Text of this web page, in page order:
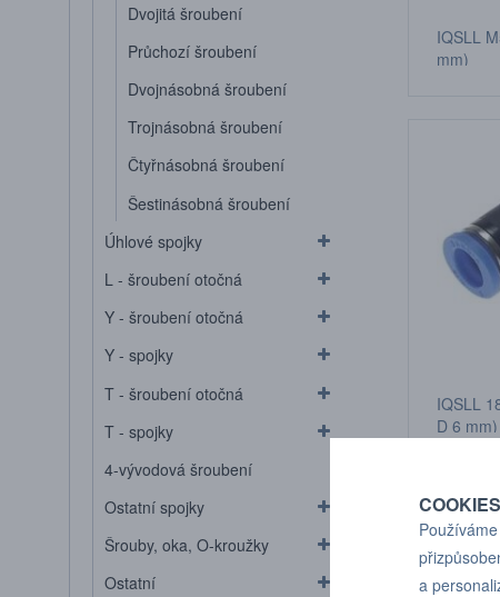
Dvojitá šroubení
Průchozí šroubení
Dvojnásobná šroubení
Trojnásobná šroubení
Čtyřnásobná šroubení
Šestinásobná šroubení
Úhlové spojky
L - šroubení otočná
Y - šroubení otočná
Y - spojky
T - šroubení otočná
T - spojky
4-vývodová šroubení
Ostatní spojky
Šrouby, oka, O-kroužky
Ostatní
IQSLL
mm)
IQSLL
D 6 mm)
COOKIES
a